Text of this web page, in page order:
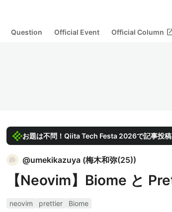
Question Official Event Official Column
お題は不問！Qiita Tech Festa 2026で記事投稿
@umekikazuya (梅木和弥(25))
【Neovim】Biome と
neovim prettier
Biome